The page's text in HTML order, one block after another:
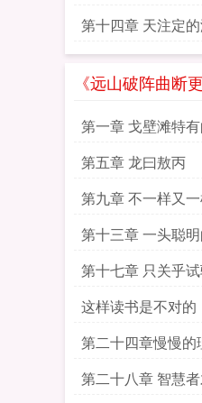
第十四章 天注定
《远山破阵曲断
第一章 戈壁滩特
第五章 龙曰敖丙
第九章 不一样又
第十三章 一头聪
第十七章 只关乎
这样读书是不对的
第二十四章慢慢的
第二十八章 智慧